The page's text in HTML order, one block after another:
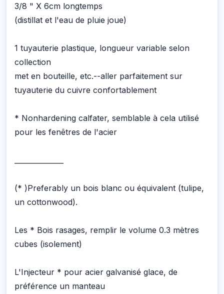
3/8 " X 6cm longtemps
(distillat et l'eau de pluie joue)
1 tuyauterie plastique, longueur variable selon
collection
met en bouteille, etc.--aller parfaitement sur
tuyauterie du cuivre confortablement
* Nonhardening calfater, semblable à cela utilisé
pour les fenêtres de l'acier
(* )Preferably un bois blanc ou équivalent (tulipe,
un cottonwood).
Les * Bois rasages, remplir le volume 0.3 mètres
cubes (isolement)
L'Injecteur * pour acier galvanisé glace, de
préférence un manteau